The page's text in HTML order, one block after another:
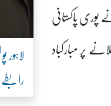
پاکستانی
پر مبارکباد